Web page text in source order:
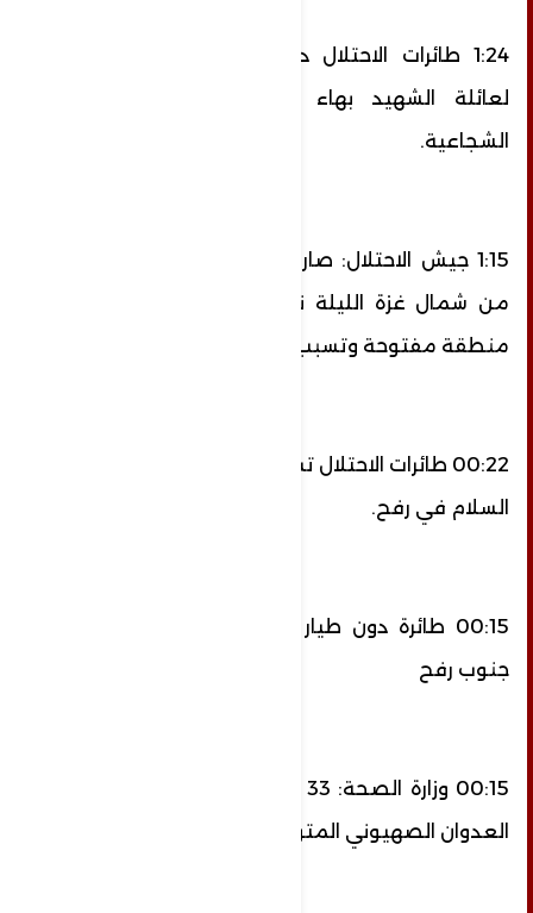
1:24 طائرات الاحتلال دون طيار تقصف منزلاً
لعائلة الشهيد بهاء أبو العطاء في حي
الشجاعية.
1:15 جيش الاحتلال: صاروخ مضاد للدروع أطلق
من شمال غزة الليلة نحو الغلاف وانفجر في
منطقة مفتوحة وتسبب في اندلاع حريق.
00:22 طائرات الاحتلال تستهدف أرضًا زراعية بحي
السلام في رفح.
00:15 طائرة دون طيار للاحتلال تقصف هدفا
جنوب رفح
العدوان الصهيوني المتواصل على قطاع غزة.